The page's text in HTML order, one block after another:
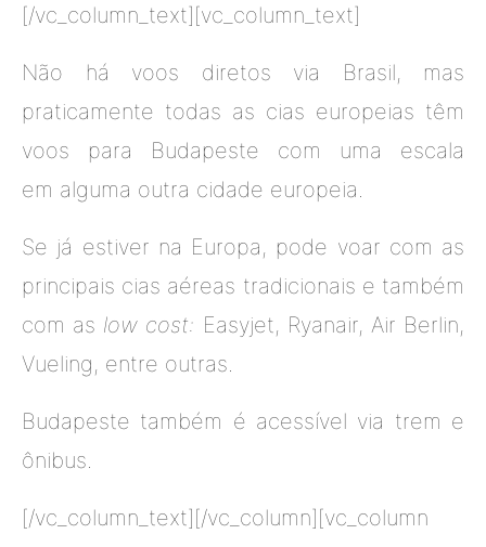
[/vc_column_text][vc_column_text]
Não há voos diretos via Brasil, mas
praticamente todas as cias europeias têm
voos para Budapeste com uma escala
em alguma outra cidade europeia.
Se já estiver na Europa, pode voar com as
principais cias aéreas tradicionais e também
com as low cost: Easyjet, Ryanair, Air Berlin,
Vueling, entre outras.
Budapeste também é acessível via trem e
ônibus.
[/vc_column_text][/vc_column][vc_column